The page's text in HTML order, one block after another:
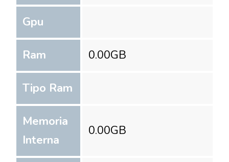
Gpu
Ram 0.00GB
Tipo Ram
Memoria
Interna
0.00GB